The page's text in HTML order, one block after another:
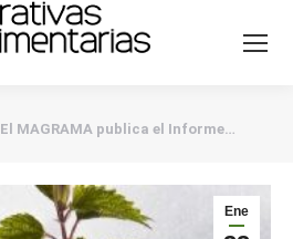
El MAGRAMA publica el Informe…
Ene